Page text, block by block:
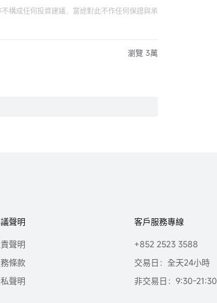
構成任何投資建議，富途對此不作任何保證與承
瀏覽 3萬
聲明
聲明
條款
聲明
客戶服務專線
+852 2523 3588
交易日：全天24小時
非交易日：9:30-21:30